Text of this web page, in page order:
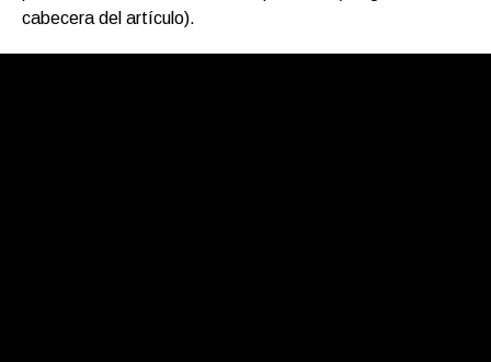
cabecera del artículo).